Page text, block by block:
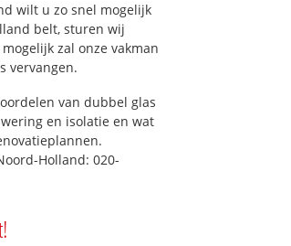
wilt u zo snel mogelijk
belt, sturen wij
zal onze vakman
vervangen.
van dubbel glas
en isolatie en wat
Holland: 020-